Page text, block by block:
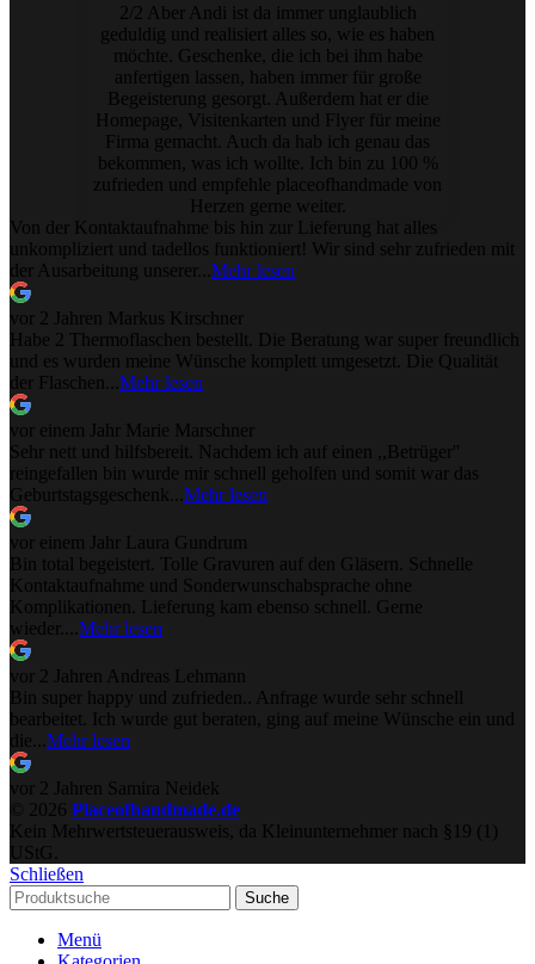
2/2 Aber Andi ist da immer unglaublich
geduldig und realisiert alles so, wie es haben
möchte. Geschenke, die ich bei ihm habe
anfertigen lassen, haben immer für große
Begeisterung gesorgt. Außerdem hat er die
Homepage, Visitenkarten und Flyer für meine
Firma gemacht. Auch da hab ich genau das
bekommen, was ich wollte. Ich bin zu 100 %
zufrieden und empfehle placeofhandmade von
Herzen gerne weiter.
Von der Kontaktaufnahme bis hin zur Lieferung hat alles
unkompliziert und tadellos funktioniert! Wir sind sehr zufrieden mit
der Ausarbeitung unserer... Mehr lesen
vor 2 Jahren Markus Kirschner
Habe 2 Thermoflaschen bestellt. Die Beratung war super freundlich
und es wurden meine Wünsche komplett umgesetzt. Die Qualität
der Flaschen... Mehr lesen
vor einem Jahr
Marie Marschner
Sehr nett und hilfsbereit. Nachdem ich auf einen ,,Betrüger''
reingefallen bin wurde mir schnell geholfen und somit war das
Geburtstagsgeschenk... Mehr lesen
vor einem Jahr
Laura Gundrum
Bin total begeistert. Tolle Gravuren auf den Gläsern. Schnelle
Kontaktaufnahme und Sonderwunschabsprache ohne
Komplikationen. Lieferung kam ebenso schnell. Gerne
wieder.... Mehr lesen
vor 2 Jahren Andreas Lehmann
Bin super happy und zufrieden.. Anfrage wurde sehr schnell
bearbeitet. Ich wurde gut beraten, ging auf meine Wünsche ein und
die... Mehr lesen
vor 2 Jahren Samira Neidek
© 2026 Placeofhandmade.de
Kein Mehrwertsteuerausweis, da Kleinunternehmer nach §19 (1)
UStG.
Schließen
Suche
Menü